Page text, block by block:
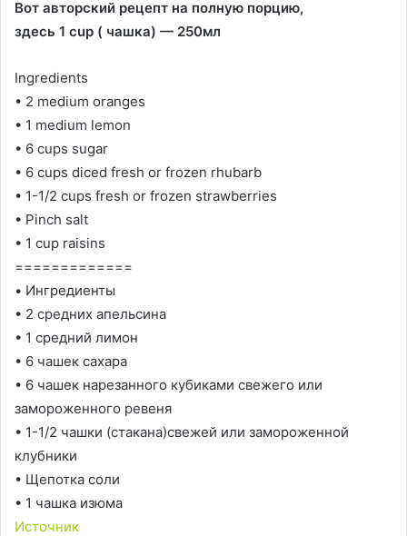
Вот авторский рецепт на полную порцию,
здесь 1 cup ( чашка) — 250мл
Ingredients
• 2 medium oranges
• 1 medium lemon
• 6 cups sugar
• 6 cups diced fresh or frozen rhubarb
• 1-1/2 cups fresh or frozen strawberries
• Pinch salt
• 1 cup raisins
=============
• Ингредиенты
• 2 средних апельсина
• 1 средний лимон
• 6 чашек сахара
• 6 чашек нарезанного кубиками свежего или
замороженного ревеня
• 1-1/2 чашки (стакана)свежей или замороженной
клубники
• Щепотка соли
• 1 чашка изюма
Источник